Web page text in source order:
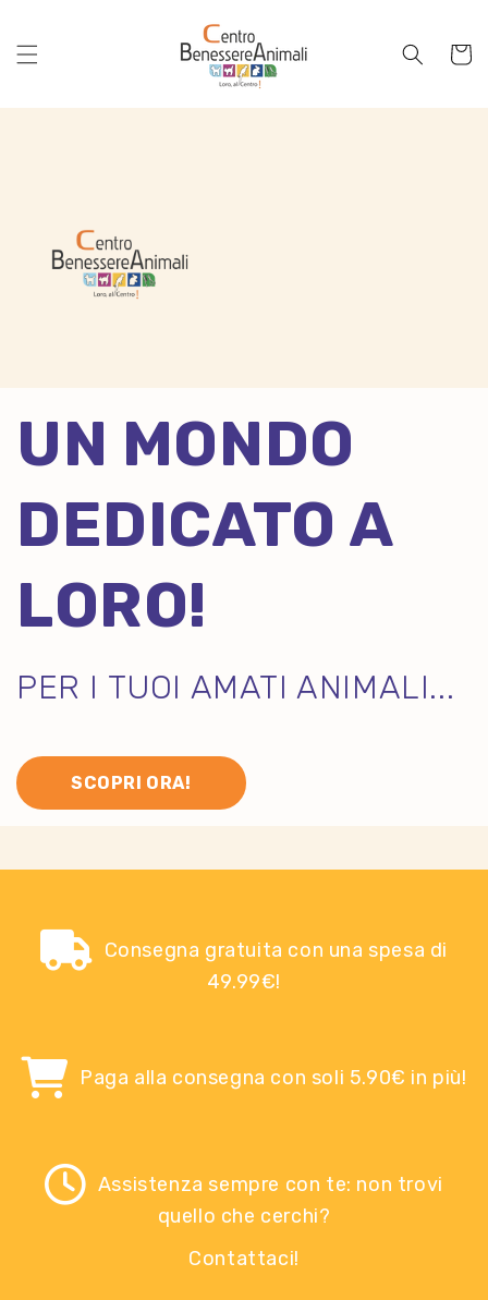
ai contenuti
Carrello
UN MONDO
DEDICATO A
LORO!
PER I TUOI AMATI ANIMALI...
SCOPRI ORA!
Consegna gratuita con una spesa di
49.99€!
Paga alla consegna con soli 5.90€ in più!
Assistenza sempre con te: non trovi
quello che cerchi?
Contattaci!